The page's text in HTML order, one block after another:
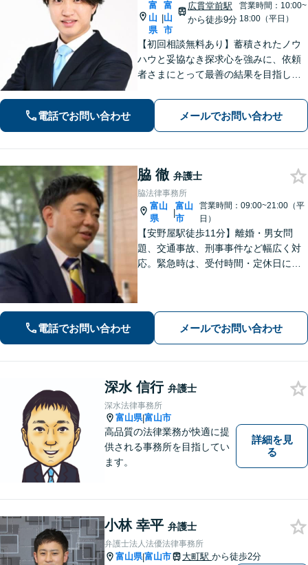
富
山
県
|
富
山
市
広貫堂前駅
から徒歩9分
営業時間：10:00~
18:00（平日）
【初回相談無料あり】蓄積されたノウ
ハウと妥協なき探求心を強みに、依頼
者さまにとって最善の結果を目指しま
電話でお問い合わせ メールでお問い合わせ
脇 徹 弁護士
脇法律事務所
富山
県
|
富山
市
営業時間：09:00~21:00（平
日）
【安野屋駅徒歩11分】離婚・男女問
題、交通事故、刑事事件など幅広く対
応。緊急時は、受付時間・定休日に関
電話でお問い合わせ メールでお問い合わせ
深水 信行 弁護士
深水法律事務所
富山県|富山市
高品質の法律業務が快適に提
供される事務所を目指してい
ます。
詳細を見
る
小林 幸平 弁護士
弁護士法人法優法律事務所
富山県|富山市 大町駅 から徒歩2分